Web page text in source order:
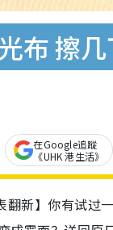
擦几
在Google追蹤
《UHK 港生活》
新】你有试过